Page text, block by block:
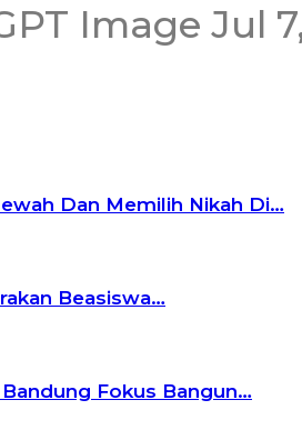
Image Jul
Dan Memilih Nikah Di…
Beasiswa…
Fokus Bangun…